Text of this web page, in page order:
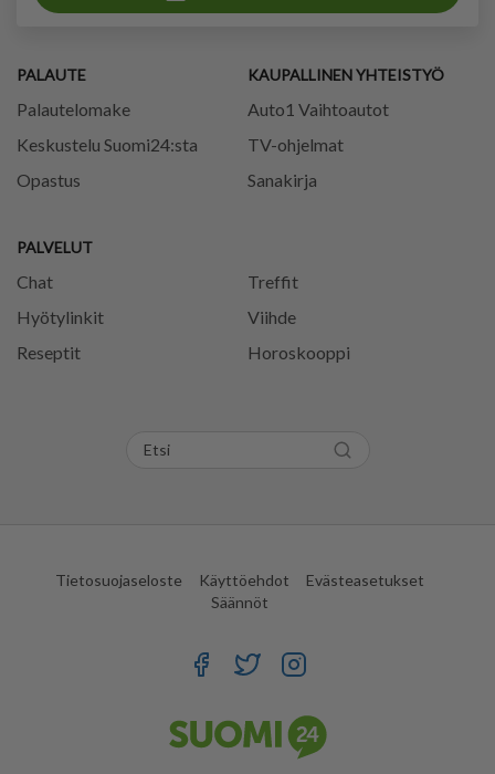
PALAUTE
Palautelomake
Keskustelu Suomi24:sta
Opastus
PALVELUT
Chat
Treffit
Hyötylinkit
Viihde
Reseptit
Horoskooppi
KAUPALLINEN YHTEISTYÖ
Auto1 Vaihtoautot
TV-ohjelmat
Sanakirja
Tietosuojaseloste Käyttöehdot
Evästeasetukset
Säännöt